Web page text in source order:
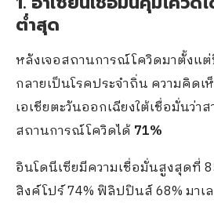
ต่ำสุด
หลังเจอสถานการณ์โควิดมาตั้งแ
กลายเป็นโรคประจำถิ่น ความคิดเ
เอเชียตะวันออกเฉียงใต้เชื่อมั่นว่า
สถานการณ์โควิดได้ 71%
อินโดนีเซียมีความเชื่อมั่นสูงสุดที่
สิงค์โปร์ 74% ฟิลิปปินส์ 68% มาเ